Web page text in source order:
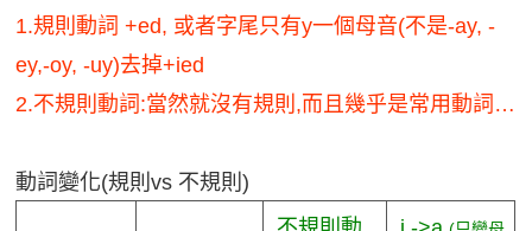
1.規則動詞 +ed, 或者字尾只有y一個母音(不是-ay, -
ey,-oy, -uy)去掉+ied
2.不規則動詞:當然就沒有規則,而且幾乎是常用動詞…
動詞變化(規則vs 不規則)